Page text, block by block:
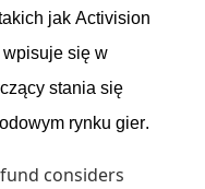
jak Activision
wpisuje się w
stania się
rynku gier.
considers